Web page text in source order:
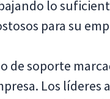
lo
para su
de soporte
Los